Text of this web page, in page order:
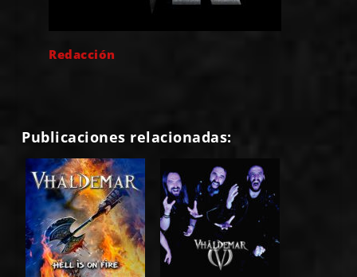
Redacción
Publicaciones relacionadas: